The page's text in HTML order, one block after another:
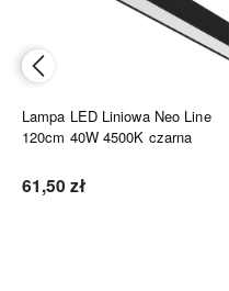
Lampa LED Liniowa Neo Line
120cm 40W 4500K czarna
61,50 zł